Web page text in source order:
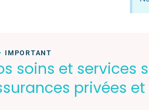
IMPORTANT
soins et services
privées